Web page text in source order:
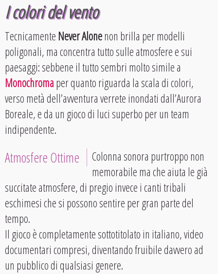
I colori del vento
TecnicamenteNever Alonenon brilla per modelli
poligonali, ma concentra tutto sulle atmosfere e sui
paesaggi: sebbene il tutto sembri molto simile a
Monochromaper quanto riguarda la scala di colori,
verso metà dell’avventura verrete inondati dall’Aurora
Boreale, e da un gioco di luci superbo per un team
indipendente.
Atmosfere Ottime
Colonna sonora purtroppo non
memorabile ma che aiuta le già
succitate atmosfere, di pregio invece i canti tribali
eschimesi che si possono sentire per gran parte del
tempo.
Il gioco è completamente sottotitolato in italiano, video
documentari compresi, diventando fruibile davvero ad
un pubblico di qualsiasi genere.